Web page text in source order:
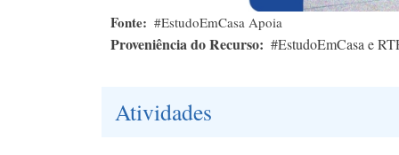
Fonte #EstudoEmCasa Apoia
Proveniência do Recurso #EstudoEmCasa e
Atividades